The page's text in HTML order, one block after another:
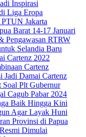
Inspirasi
Liga Eropa
Jakarta
Barat 14-17 Januari
Pengawasan RTRW
Selandia Baru
Cartenz 2022
Cartenz
Jadi Damai Cartenz
Plt Gubernur
Cagub Pabar 2024
Baik Hingga Kini
Agar Layak Huni
Provinsi di Papua
Dimulai